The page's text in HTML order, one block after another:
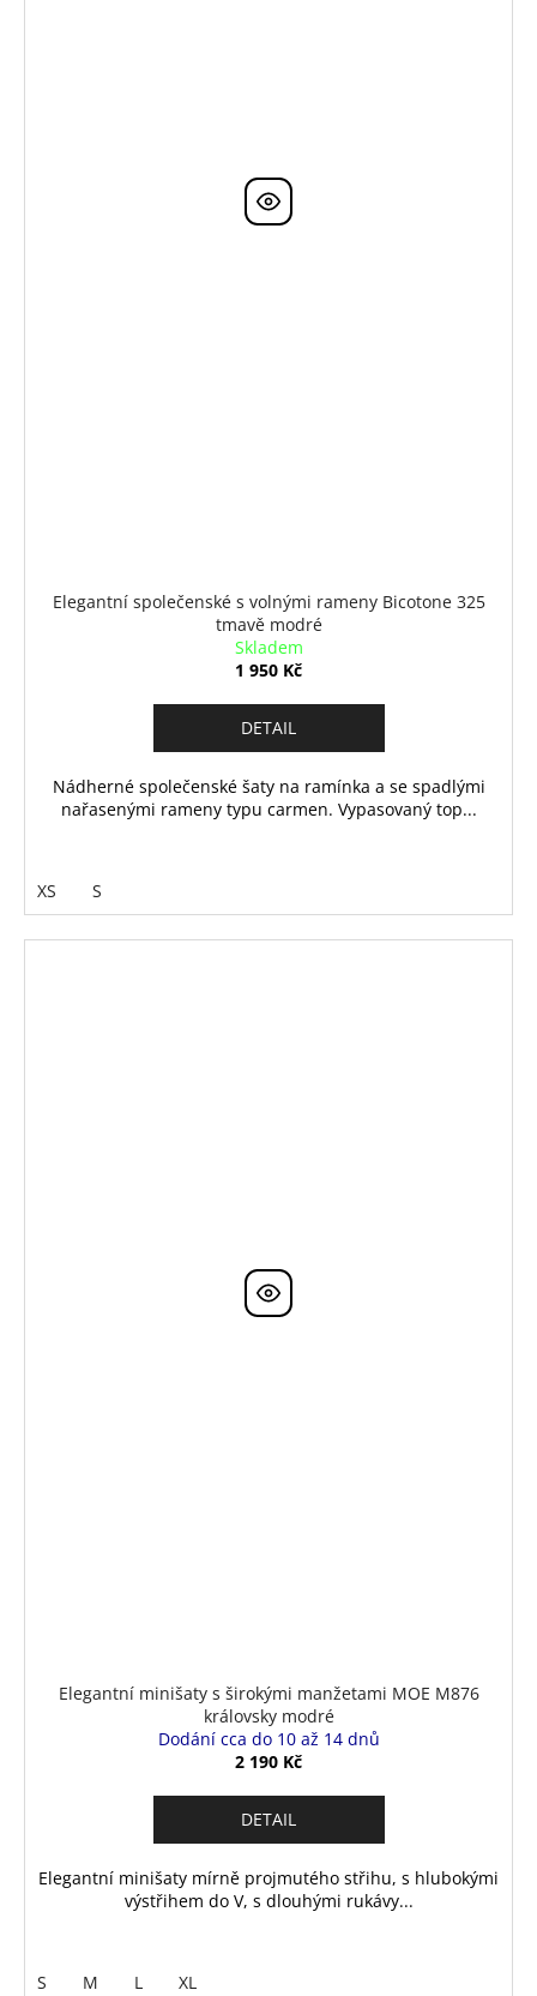
Elegantní společenské s volnými rameny Bicotone 325
tmavě modré
Skladem
1 950 Kč
DETAIL
Nádherné společenské šaty na ramínka a se spadlými
nařasenými rameny typu carmen. Vypasovaný top...
XS S
Elegantní minišaty s širokými manžetami MOE M876
královsky modré
Dodání cca do 10 až 14 dnů
2 190 Kč
DETAIL
Elegantní minišaty mírně projmutého střihu, s hlubokými
výstřihem do V, s dlouhými rukávy...
S M L XL